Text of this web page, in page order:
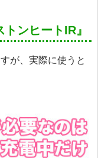
ンヒートIR』
が、実際に使うと